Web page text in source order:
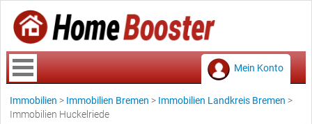
Mein Konto
Immobilien > Immobilien Bremen > Immobilien Landkreis Bremen >
Immobilien Huckelriede